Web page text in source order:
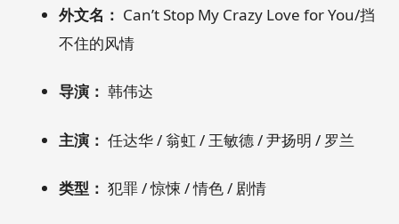
外文名： Can’t Stop My Crazy Love for You/挡
不住的风情
导演： 韩伟达
主演： 任达华 / 翁虹 / 王敏德 / 尹扬明 / 罗兰
类型： 犯罪 / 惊悚 / 情色 / 剧情